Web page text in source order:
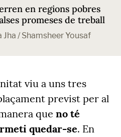
en regions pobres
promeses de treball
/ Shamsheer Yousaf
viu a uns tres
previst per al
que no té
quedar-se. En